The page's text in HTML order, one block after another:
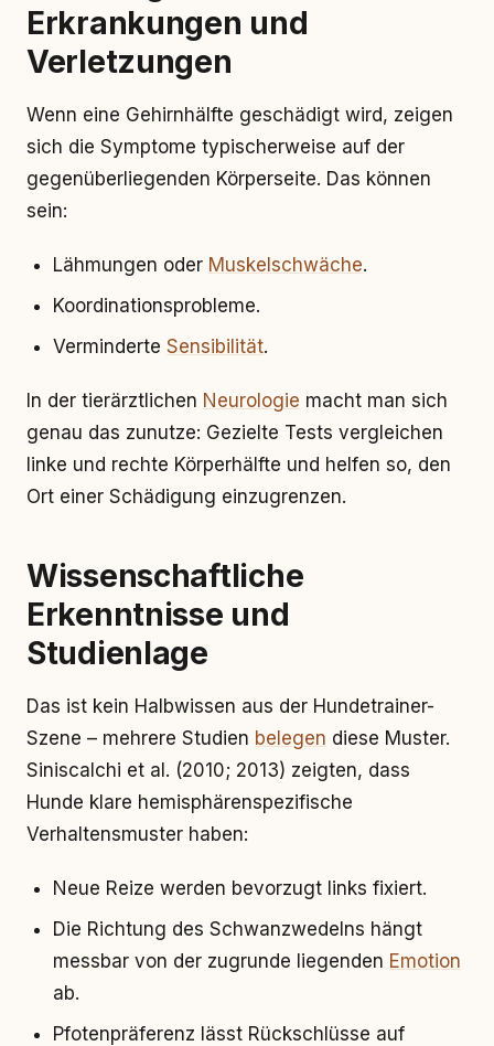
Erkrankungen und
Verletzungen
Wenn eine Gehirnhälfte geschädigt wird, zeigen
sich die Symptome typischerweise auf der
gegenüberliegenden Körperseite. Das können
sein:
Lähmungen oder Muskelschwäche.
Koordinationsprobleme.
Verminderte Sensibilität.
In der tierärztlichen Neurologie macht man sich
genau das zunutze: Gezielte Tests vergleichen
linke und rechte Körperhälfte und helfen so, den
Ort einer Schädigung einzugrenzen.
Wissenschaftliche
Erkenntnisse und
Studienlage
Das ist kein Halbwissen aus der Hundetrainer-
Szene – mehrere Studien belegen diese Muster.
Siniscalchi et al. (2010; 2013) zeigten, dass
Hunde klare hemisphärenspezifische
Verhaltensmuster haben:
Neue Reize werden bevorzugt links fixiert.
Die Richtung des Schwanzwedelns hängt
messbar von der zugrunde liegenden Emotion
ab.
Pfotenpräferenz lässt Rückschlüsse auf